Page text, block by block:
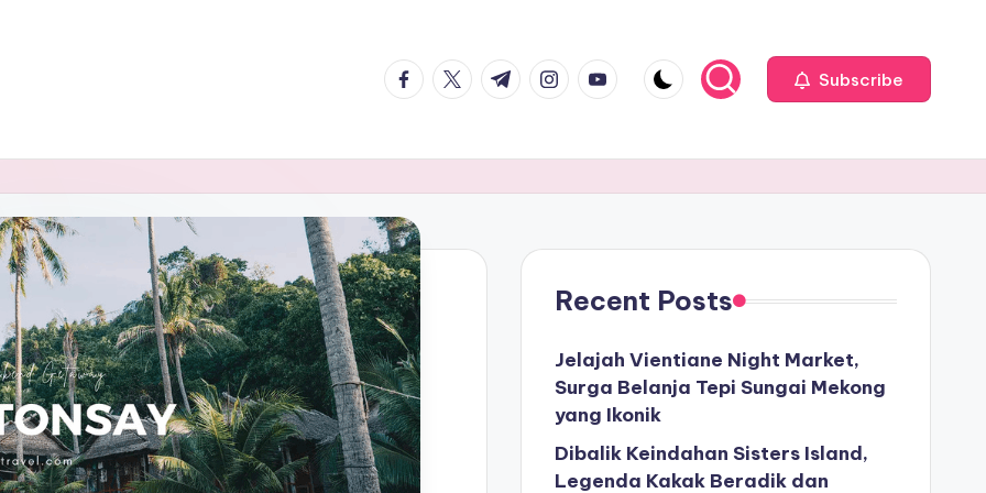
facebook.com
twitter.com
t.me instagram.com
youtube.com Subscribe
Recent Posts
Jelajah Vientiane Night Market,
Surga Belanja Tepi Sungai Mekong
yang Ikonik
Dibalik Keindahan Sisters Island,
Legenda Kakak Beradik dan